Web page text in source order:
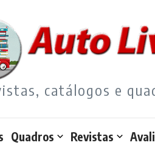
catálogos e
Quadros Revistas